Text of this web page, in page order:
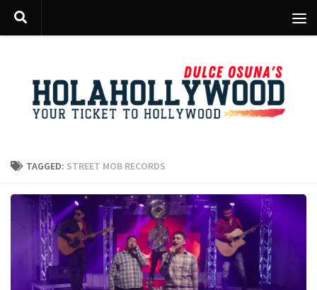
Skip to content
TAGGED: STREET MOB RECORDS